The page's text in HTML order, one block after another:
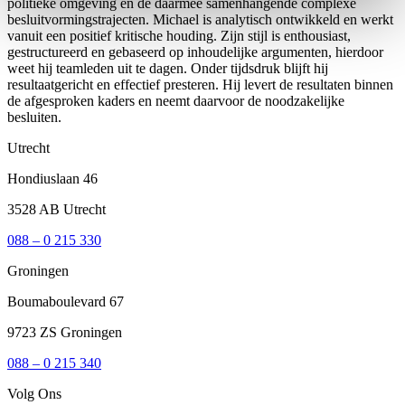
politieke omgeving en de daarmee samenhangende complexe
besluitvormingstrajecten. Michael is analytisch ontwikkeld en werkt
vanuit een positief kritische houding. Zijn stijl is enthousiast,
gestructureerd en gebaseerd op inhoudelijke argumenten, hierdoor
weet hij teamleden uit te dagen. Onder tijdsdruk blijft hij
resultaatgericht en effectief presteren. Hij levert de resultaten binnen
de afgesproken kaders en neemt daarvoor de noodzakelijke
besluiten.
Utrecht
Hondiuslaan 46
3528 AB Utrecht
088 – 0 215 330
Groningen
Boumaboulevard 67
9723 ZS Groningen
088 – 0 215 340
Volg Ons